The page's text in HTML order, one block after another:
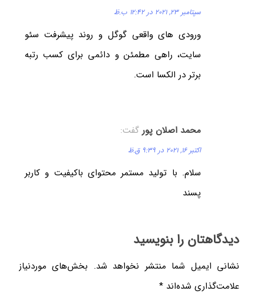
سپتامبر 23, 2021 در 12:42 ب.ظ
ورودی های واقعی گوگل و روند پیشرفت سئو
سایت، راهی مطمئن و دائمی برای کسب رتبه
برتر در الکسا است.
محمد اصلان پور گفت:
اکتبر 16, 2021 در 9:39 ق.ظ
سلام. با تولید مستمر محتوای باکیفیت و کاربر
پسند
دیدگاهتان را بنویسید
نشانی ایمیل شما منتشر نخواهد شد.
بخش‌های موردنیاز
علامت‌گذاری شده‌اند *